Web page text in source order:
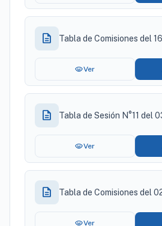
description Tabla de Comisiones del
visibilityVer
description Tabla de Sesión N°11 del
visibilityVer
description Tabla de Comisiones del
visibilityVer